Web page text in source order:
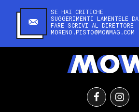
SE HAI CRITICHE
SUGGERIMENTI LAMENTELE DA
FARE SCRIVI AL DIRETTORE
MORENO.PISTO@MOWMAG.COM